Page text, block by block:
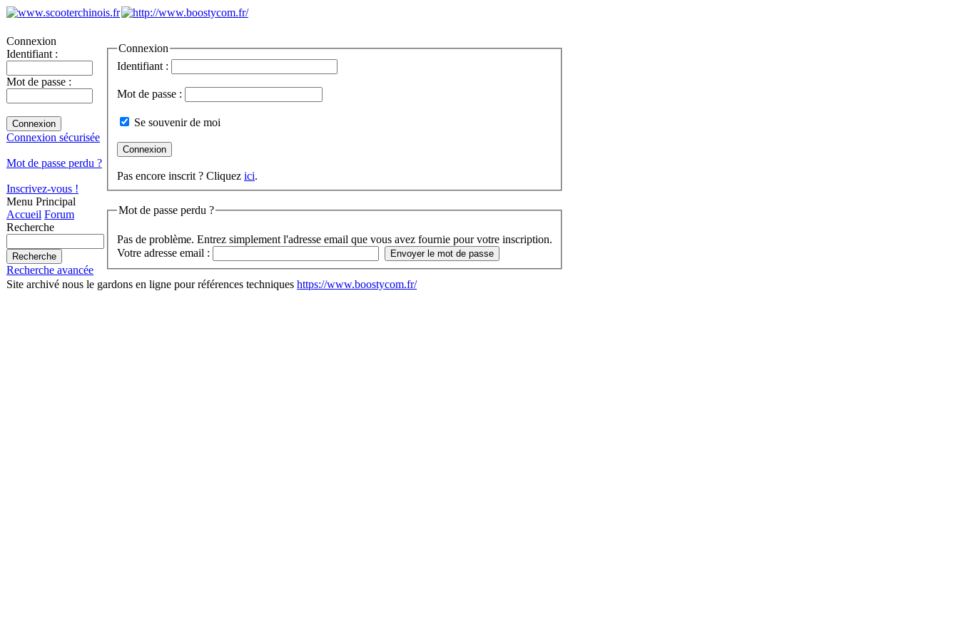
Connexion
Identifiant :
Mot de passe :
Connexion sécurisée
Mot de passe perdu ?
Inscrivez-vous !
Menu Principal
Accueil Forum
Recherche
Recherche avancée
Connexion
Identifiant :
Mot de passe :
Se souvenir de moi
Pas encore inscrit ? Cliquez ici.
Mot de passe perdu ?
Pas de problème. Entrez simplement l'adresse email que vous avez fournie pour votre inscription.
Votre adresse email :
Site archivé nous le gardons en ligne pour références techniques https://www.boostycom.fr/